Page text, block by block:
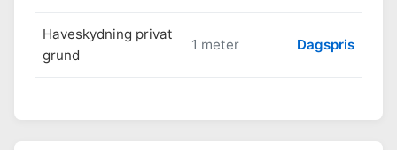
Haveskydning privat
grund
1 meter Dagspris